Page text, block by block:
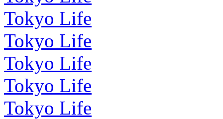
Tokyo Life
Tokyo Life
Tokyo Life
Tokyo Life
Tokyo Life